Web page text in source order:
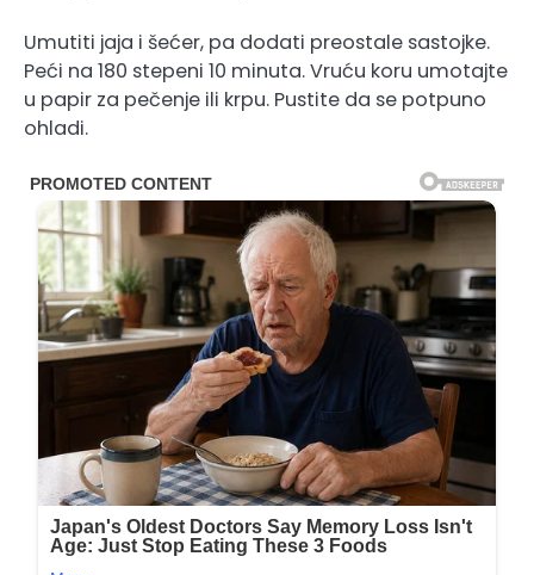
Umutiti jaja i šećer, pa dodati preostale sastojke.
Peći na 180 stepeni 10 minuta. Vruću koru umotajte
u papir za pečenje ili krpu. Pustite da se potpuno
ohladi.